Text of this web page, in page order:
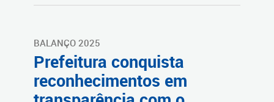
BALANÇO 2025
Prefeitura conquista
reconhecimentos em